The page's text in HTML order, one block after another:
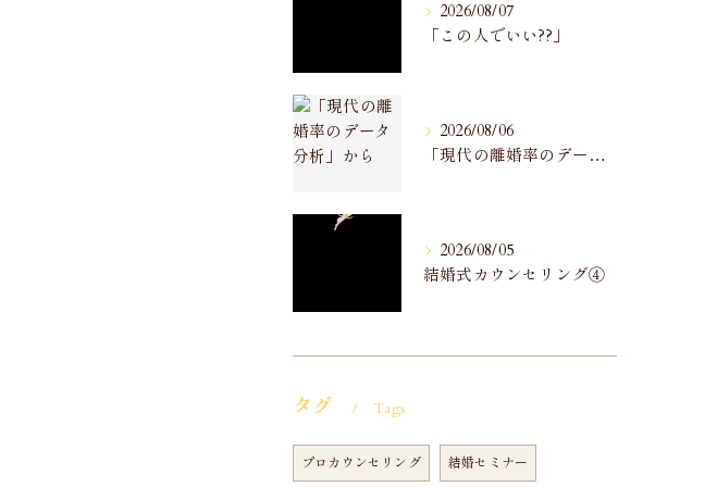
2026/08/07
「この人でいい??」
2026/08/06
「現代の離婚率のデータ分析」から
2026/08/05
結婚式カウンセリング④
タグ Tags
プロカウンセリング 結婚セミナー